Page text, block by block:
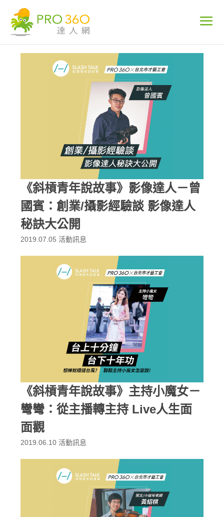
《斜槓青年說故事》影像達人－曾
國賓：創業/攝影經驗談 影像達人
秘訣大公開
2019.07.05 活動訊息
《斜槓青年說故事》主持小魔女－
彎彎：從主播轉主持 Live人生面
面觀
2019.06.10 活動訊息